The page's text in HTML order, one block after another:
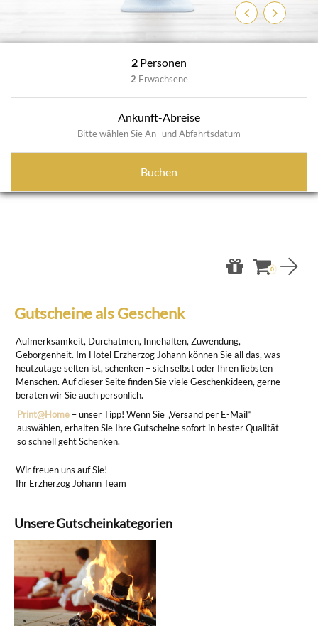
ZurückWeiter
2 Personen
2 Erwachsene
Ankunft-Abreise
Bitte wählen Sie An- und Abfahrtsdatum
Buchen